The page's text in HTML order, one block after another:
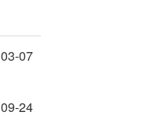
03-07
09-24